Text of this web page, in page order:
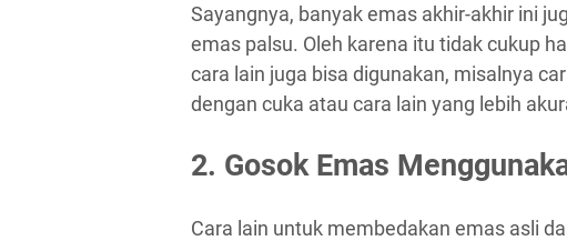
Sayangnya, banyak emas akhir-akhir ini
emas palsu. Oleh karena itu tidak cukup
cara lain juga bisa digunakan, misalnya
dengan cuka atau cara lain yang lebih
2. Gosok Emas
Cara lain untuk membedakan emas asli